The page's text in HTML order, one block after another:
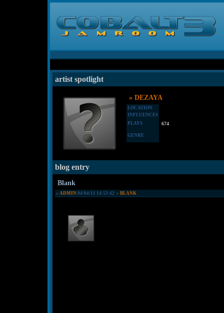
artist spotlight
» DEZAYA
LOCATION
INFLUENCES
PLAYS
674
GENRE
blog entry
Blank
» ADMIN 04/04/11 14:53:42 » BLANK